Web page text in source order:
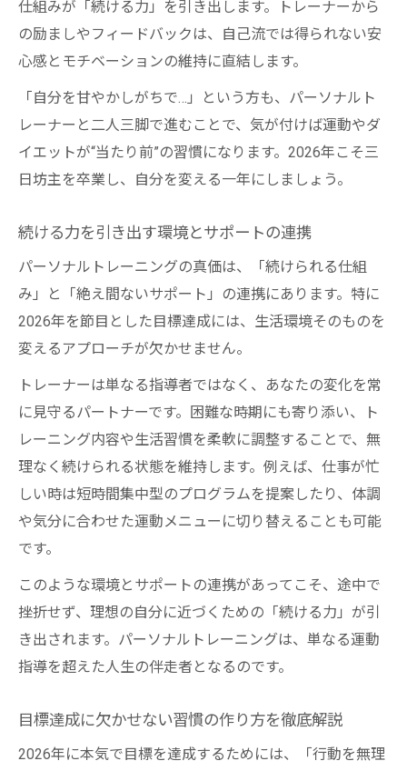
仕組みが「続ける力」を引き出します。トレーナーから
の励ましやフィードバックは、自己流では得られない安
心感とモチベーションの維持に直結します。
「自分を甘やかしがちで…」という方も、パーソナルト
レーナーと二人三脚で進むことで、気が付けば運動やダ
イエットが“当たり前”の習慣になります。2026年こそ三
日坊主を卒業し、自分を変える一年にしましょう。
続ける力を引き出す環境とサポートの連携
パーソナルトレーニングの真価は、「続けられる仕組
み」と「絶え間ないサポート」の連携にあります。特に
2026年を節目とした目標達成には、生活環境そのものを
変えるアプローチが欠かせません。
トレーナーは単なる指導者ではなく、あなたの変化を常
に見守るパートナーです。困難な時期にも寄り添い、ト
レーニング内容や生活習慣を柔軟に調整することで、無
理なく続けられる状態を維持します。例えば、仕事が忙
しい時は短時間集中型のプログラムを提案したり、体調
や気分に合わせた運動メニューに切り替えることも可能
です。
このような環境とサポートの連携があってこそ、途中で
挫折せず、理想の自分に近づくための「続ける力」が引
き出されます。パーソナルトレーニングは、単なる運動
指導を超えた人生の伴走者となるのです。
目標達成に欠かせない習慣の作り方を徹底解説
2026年に本気で目標を達成するためには、「行動を無理